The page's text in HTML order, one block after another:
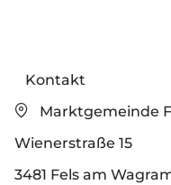
Kontakt
Marktgemeinde
Wienerstraße 15
3481 Fels am